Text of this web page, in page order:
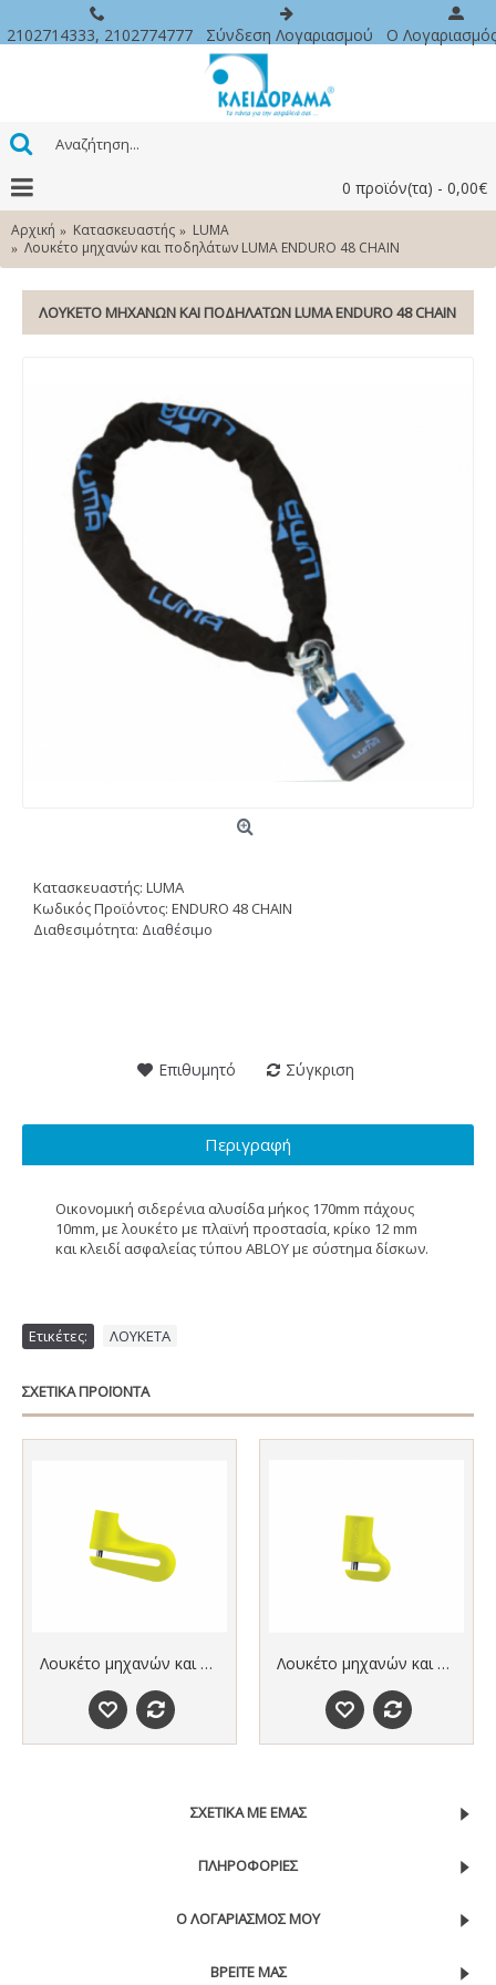
2102714333, 2102774777 Σύνδεση Λογαριασμού O
0 προϊόν(τα) - 0,00€
Αρχική Κατασκευαστής
LUMA
Λουκέτο μηχανών και ποδηλάτων LUMA ENDURO 48 CHAIN
ΛΟΥΚΕΤΟ ΜΗΧΑΝΩΝ ΚΑΙ ΠΟΔΗΛΑΤΩΝ LUMA ENDURO 48 CHAIN
Κατασκευαστής: LUMA
Κωδικός Προϊόντος: ENDURO 48 CHAIN
Διαθεσιμότητα: Διαθέσιμο
Επιθυμητό Σύγκριση
Περιγραφή
Οικονομική σιδερένια αλυσίδα μήκος 170mm πάχους
10mm, με λουκέτο με πλαϊνή προστασία, κρίκο 12 mm
και κλειδί ασφαλείας τύπου ABLOY με σύστημα δίσκων.
Ετικέτες: ΛΟΥΚΕΤΑ
ΣΧΕΤΙΚΑ ΠΡΟΪΟΝΤΑ
Λουκέτο μηχανών και ποδηλάτων (μακρύ) LUMA 73D NEW Λουκέτο μηχανών και ποδηλάτων (κοντό) LUMA 74D NEW
ΣΧΕΤΙΚΑ ΜΕ ΕΜΑΣ
ΠΛΗΡΟΦΟΡΙΕΣ
Ο ΛΟΓΑΡΙΑΣΜΟΣ ΜΟΥ
ΒΡΕΙΤΕ ΜΑΣ